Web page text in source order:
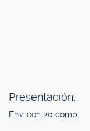
Presentación.
Env. con 20 comp.